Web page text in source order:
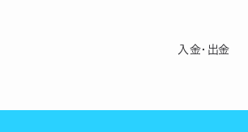
入金・出金